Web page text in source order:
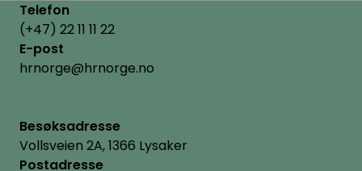
Telefon
(+47) 22 11 11 22
E-post
hrnorge@hrnorge.no
Besøksadresse
Vollsveien 2A, 1366 Lysaker
Postadresse